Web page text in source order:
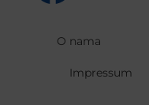
O nama
Impressum